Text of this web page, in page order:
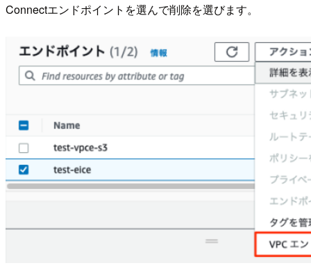
Connectエンドポイントを選んで削除を選びます。